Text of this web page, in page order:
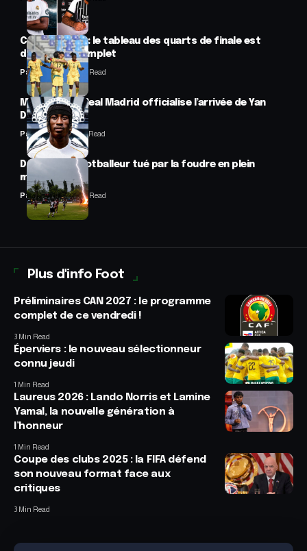
CAN féminine : le tableau des quarts de finale est
désormais complet
Panafrofoot2 Min Read
Mercato : Le Real Madrid officialise l’arrivée de Yan
Diomandé
Panafrofoot1 Min Read
Drame : un footballeur tué par la foudre en plein
match
Panafrofoot2 Min Read
Plus d'info Foot
Préliminaires CAN 2027 : le programme
complet de ce vendredi !
3 Min Read
Éperviers : le nouveau sélectionneur
connu jeudi
1 Min Read
Laureus 2026 : Lando Norris et Lamine
Yamal, la nouvelle génération à
l’honneur
1 Min Read
Coupe des clubs 2025 : la FIFA défend
son nouveau format face aux
critiques
3 Min Read